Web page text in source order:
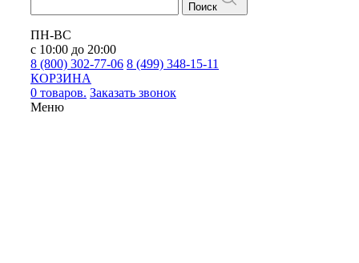
Поиск
ПН-ВС
с 10:00 до 20:00
8 (800) 302-77-06 8 (499) 348-15-11
КОРЗИНА
0 товаров. Заказать звонок
Меню